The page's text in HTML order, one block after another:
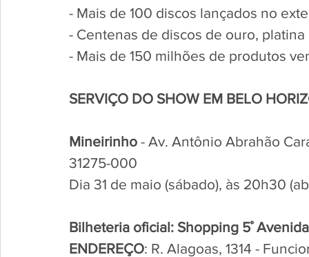
- Mais de 100 discos lançados no
- Centenas de discos de ouro, platina
- Mais de 150 milhões de produtos
SERVIÇO DO SHOW EM BELO
Mineirinho - Av. Antônio Abrahão
31275-000
Dia 31 de maio (sábado), às 20h30
Bilheteria oficial: Shopping 5˚ Avenida
ENDEREÇO: R. Alagoas, 1314 -